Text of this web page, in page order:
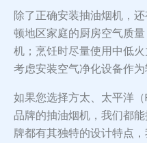
除了正确安装抽油烟机，
顿地区家庭的厨房空气质
机；烹饪时尽量使用中低
考虑安装空气净化设备作为
如果您选择方太、太平洋
品牌的抽油烟机，我们都
牌都有其独特的设计特点